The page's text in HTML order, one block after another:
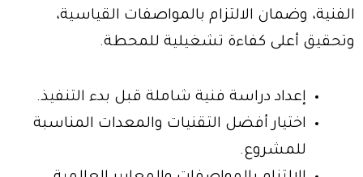
الفنية، وضمان الالتزام بالمواصفات القياسية،
وتحقيق أعلى كفاءة تشغيلية للمحطة.
إعداد دراسة فنية شاملة قبل بدء التنفيذ.
اختيار أفضل التقنيات والمعدات المناسبة
للمشروع.